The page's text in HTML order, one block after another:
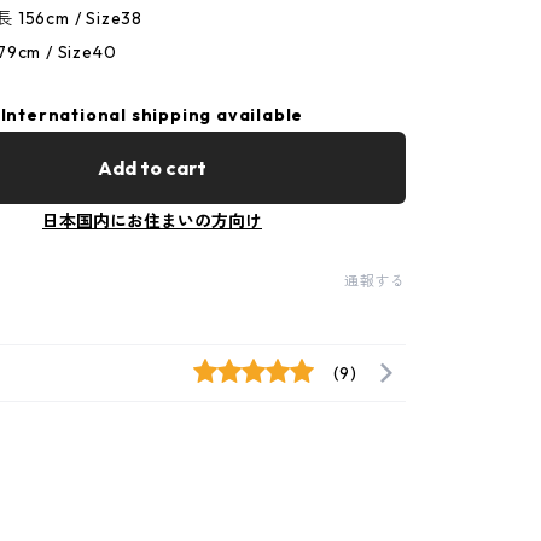
156cm / Size38
/ Size40
International shipping available
Add to cart
日本国内にお住まいの方向け
通報する
(9)